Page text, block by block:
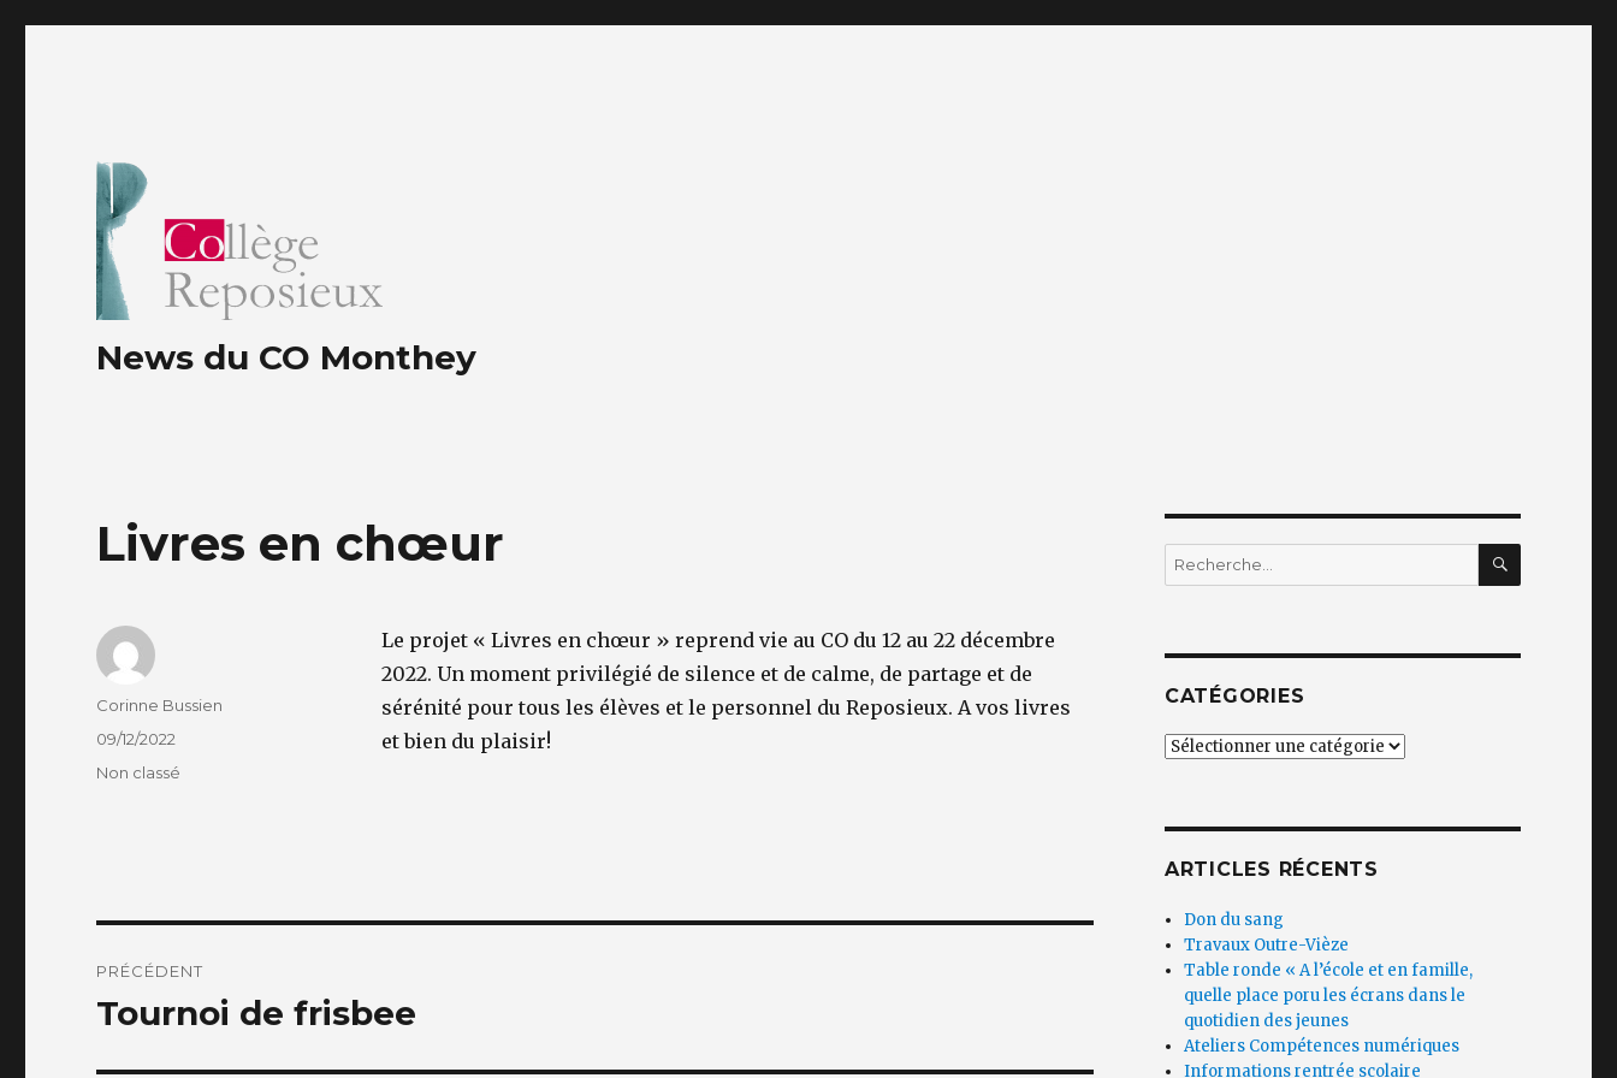
News du CO Monthey
Livres en chœur
Le projet « Livres en chœur » reprend vie au CO du 12 au 22 décembre
2022. Un moment privilégié de silence et de calme, de partage et de
sérénité pour tous les élèves et le personnel du Reposieux. A vos livres
et bien du plaisir!
Auteur
Corinne Bussien
Publié
09/12/2022
Catégories
Non classé
de
PRÉCÉDENT
Article
Tournoi de frisbee
Recherche
pour
CATÉGORIES
Catégories
ARTICLES RÉCENTS
Don du sang
Travaux Outre-Vièze
Table ronde « A l’école et en famille,
quelle place poru les écrans dans le
quotidien des jeunes
Ateliers Compétences numériques
Informations rentrée scolaire